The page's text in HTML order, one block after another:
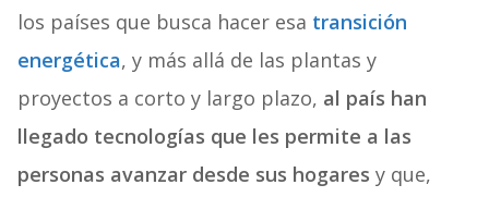
los países que busca hacer esa transición
energética, y más allá de las plantas y
proyectos a corto y largo plazo, al país han
llegado tecnologías que les permite a las
personas avanzar desde sus hogares y que,